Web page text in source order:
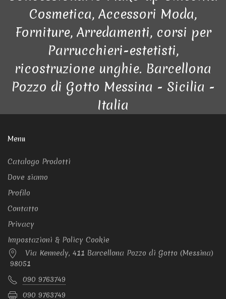
Cosmetica, Accessori Moda,
Forniture, Arredamenti, corsi per
Parrucchieri-estetisti,
ricostruzione unghie. Barcellona
Pozzo di Gotto Messina - Sicilia -
Italia
Menu
Catalogo Prodotti
Dove siamo
Profilo
Contatto
Privacy
Impostazioni & Policy Cookie
Via Kennedy, 411 Barcellona Pozzo di Gotto (Messina)
98051
090 9763749
090 9763749